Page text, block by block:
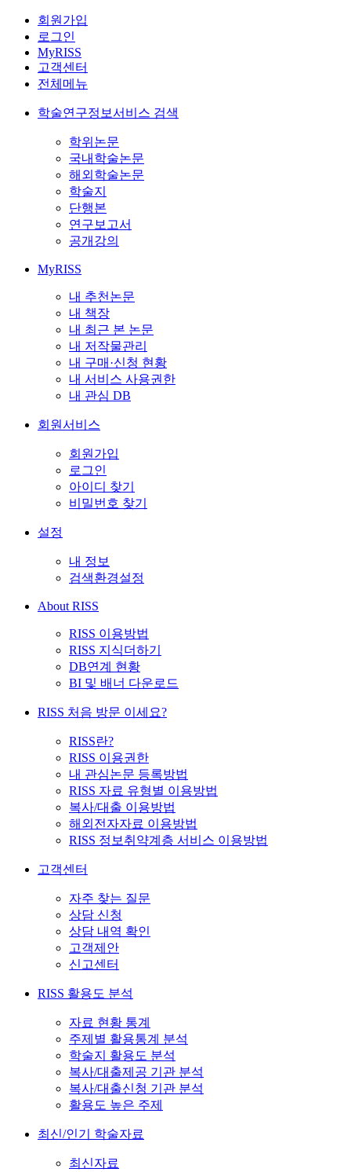
회원가입
로그인
MyRISS
고객센터
전체메뉴
학술연구정보서비스 검색
학위논문
국내학술논문
해외학술논문
학술지
단행본
연구보고서
공개강의
MyRISS
내 추천논문
내 책장
내 최근 본 논문
내 저작물관리
내 구매·신청 현황
내 서비스 사용권한
내 관심 DB
회원서비스
회원가입
로그인
아이디 찾기
비밀번호 찾기
설정
내 정보
검색환경설정
About RISS
RISS 이용방법
RISS 지식더하기
DB연계 현황
BI 및 배너 다운로드
RISS 처음 방문 이세요?
RISS란?
RISS 이용권한
내 관심논문 등록방법
RISS 자료 유형별 이용방법
복사/대출 이용방법
해외전자자료 이용방법
RISS 정보취약계층 서비스 이용방법
고객센터
자주 찾는 질문
상담 신청
상담 내역 확인
고객제안
신고센터
RISS 활용도 분석
자료 현황 통계
주제별 활용통계 분석
학술지 활용도 분석
복사/대출제공 기관 분석
복사/대출신청 기관 분석
활용도 높은 주제
최신/인기 학술자료
최신자료